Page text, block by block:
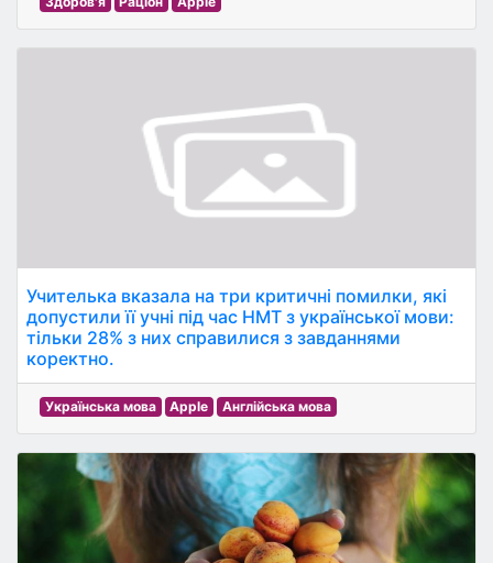
Учителька вказала на три критичні помилки, які
допустили її учні під час НМТ з української мови:
тільки 28% з них справилися з завданнями
коректно.
Українська мова Apple Англійська мова